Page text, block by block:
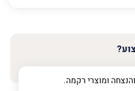
ומוצרי רקמה.